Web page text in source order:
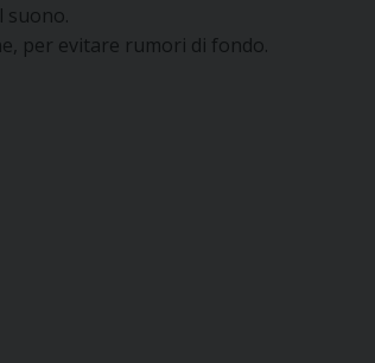
suono.
per evitare rumori di fondo.